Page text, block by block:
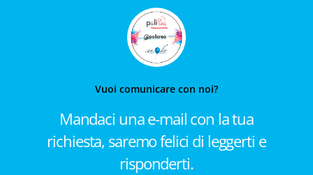
Vuoi comunicare con noi?
Mandaci una e-mail con la tua
richiesta, saremo felici di leggerti e
risponderti.